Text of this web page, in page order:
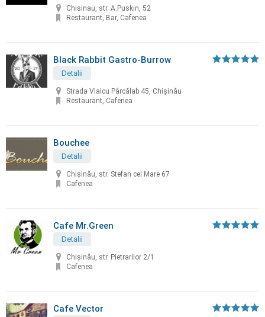
Chisinau, str. A.Puskin, 52
Restaurant, Bar, Cafenea
Black Rabbit Gastro-Burrow
Detalii
Strada Vlaicu Pârcălab 45, Chișinău
Restaurant, Cafenea
Bouchee
Detalii
Chişinău, str. Stefan cel Mare 67
Cafenea
Cafe Mr.Green
Detalii
Chișinău, str. Pietrarilor 2/1
Cafenea
Cafe Vector